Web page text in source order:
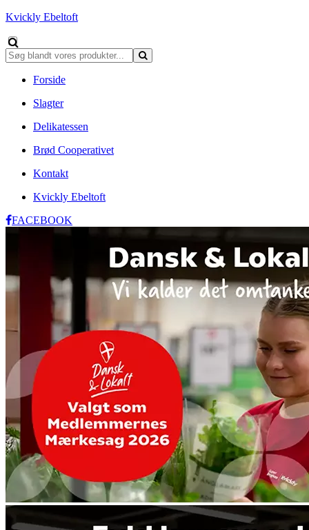
Kvickly Ebeltoft
Forside
Slagter
Delikatessen
Brød Cooperativet
Kontakt
Kvickly Ebeltoft
FACEBOOK